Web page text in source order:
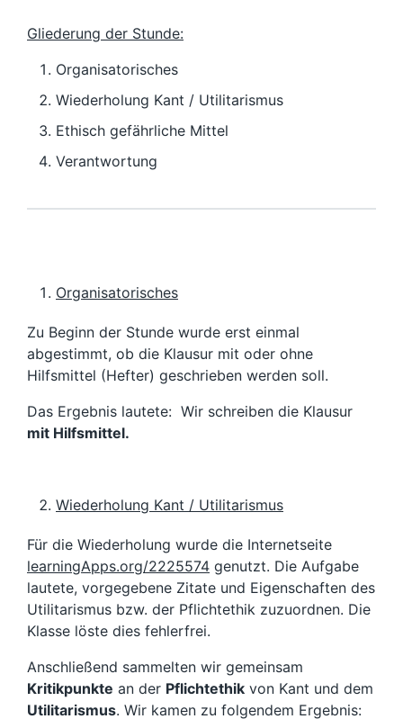
Gliederung der Stunde:
Organisatorisches
Wiederholung Kant / Utilitarismus
Ethisch gefährliche Mittel
Verantwortung
Organisatorisches
Zu Beginn der Stunde wurde erst einmal
abgestimmt, ob die Klausur mit oder ohne
Hilfsmittel (Hefter) geschrieben werden soll.
Das Ergebnis lautete: Wir schreiben die Klausur
mit Hilfsmittel.
Wiederholung Kant / Utilitarismus
Für die Wiederholung wurde die Internetseite
learningApps.org/2225574 genutzt. Die Aufgabe
lautete, vorgegebene Zitate und Eigenschaften des
Utilitarismus bzw. der Pflichtethik zuzuordnen. Die
Klasse löste dies fehlerfrei.
Anschließend sammelten wir gemeinsam
Kritikpunkte an der Pflichtethik von Kant und dem
Utilitarismus. Wir kamen zu folgendem Ergebnis: